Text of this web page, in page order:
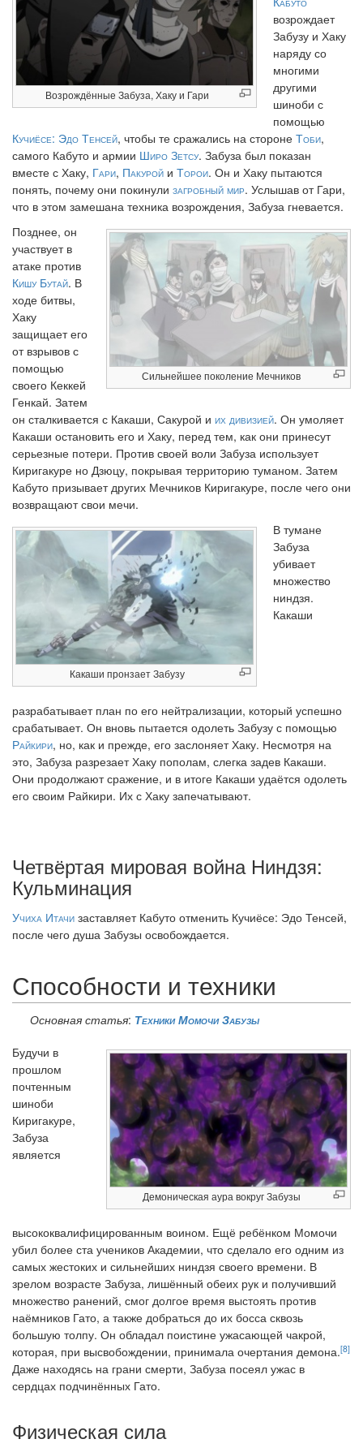
Возрождённые Забуза, Хаку и Гари
возрождает
Забузу и Хаку
наряду со
многими
другими
шиноби с
помощью
Кучиёсе: Эдо Тенсей, чтобы те сражались на стороне Тоби,
самого Кабуто и армии Широ Зетсу. Забуза был показан
вместе с Хаку, Гари, Пакурой и Торои. Он и Хаку пытаются
понять, почему они покинули загробный мир. Услышав от Гари,
что в этом замешана техника возрождения, Забуза гневается.
Сильнейшее поколение Мечников
Позднее, он
участвует в
атаке против
Кишу Бутай. В
ходе битвы,
Хаку
защищает его
от взрывов с
помощью
своего Кеккей
Генкай. Затем
он сталкивается с Какаши, Сакурой и их дивизией. Он умоляет
Какаши остановить его и Хаку, перед тем, как они принесут
серьезные потери. Против своей воли Забуза использует
Киригакуре но Дзюцу, покрывая территорию туманом. Затем
Кабуто призывает других Мечников Киригакуре, после чего они
возвращают свои мечи.
Какаши пронзает Забузу
В тумане
Забуза
убивает
множество
ниндзя.
Какаши
разрабатывает план по его нейтрализации, который успешно
срабатывает. Он вновь пытается одолеть Забузу с помощью
Райкири, но, как и прежде, его заслоняет Хаку. Несмотря на
это, Забуза разрезает Хаку пополам, слегка задев Какаши.
Они продолжают сражение, и в итоге Какаши удаётся одолеть
его своим Райкири. Их с Хаку запечатывают.
Четвёртая мировая война Ниндзя:
Кульминация
Учиха Итачи заставляет Кабуто отменить Кучиёсе: Эдо Тенсей,
после чего душа Забузы освобождается.
Способности и техники
Основная статья: Техники Момочи Забузы
Демоническая аура вокруг Забузы
Будучи в
прошлом
почтенным
шиноби
Киригакуре,
Забуза
является
высококвалифицированным воином. Ещё ребёнком Момочи
убил более ста учеников Академии, что сделало его одним из
самых жестоких и сильнейших ниндзя своего времени. В
зрелом возрасте Забуза, лишённый обеих рук и получивший
множество ранений, смог долгое время выстоять против
наёмников Гато, а также добраться до их босса сквозь
большую толпу. Он обладал поистине ужасающей чакрой,
которая, при высвобождении, принимала очертания демона.[8]
Даже находясь на грани смерти, Забуза посеял ужас в
сердцах подчинённых Гато.
Физическая сила